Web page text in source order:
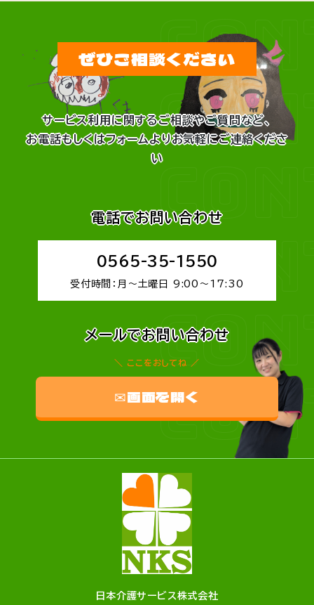
ぜひご相談ください
サービス利用に関するご相談やご質問など、
お電話もしくはフォームよりお気軽にご連絡くださ
い
電話でお問い合わせ
0565-35-1550
受付時間：月～土曜日 9:00～17:30
メールでお問い合わせ
ここをおしてね
✉画面を開く
日本介護サービス株式会社